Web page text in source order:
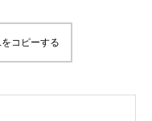
コピーする